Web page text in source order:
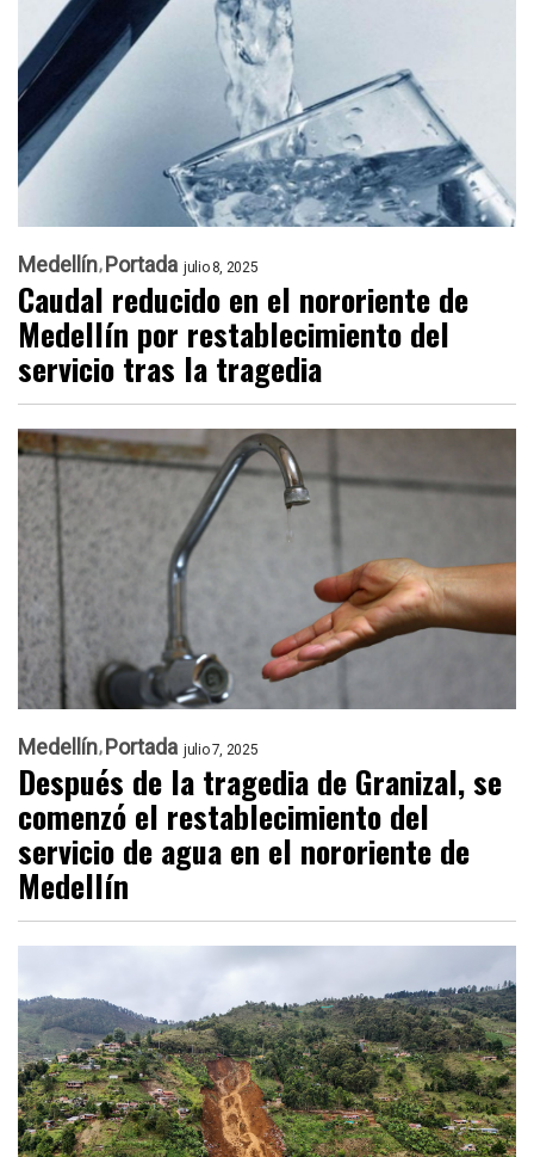
Medellín Portada julio 8, 2025
Caudal reducido en el nororiente de
Medellín por restablecimiento del
servicio tras la tragedia
Medellín Portada julio 7, 2025
Después de la tragedia de Granizal, se
comenzó el restablecimiento del
servicio de agua en el nororiente de
Medellín